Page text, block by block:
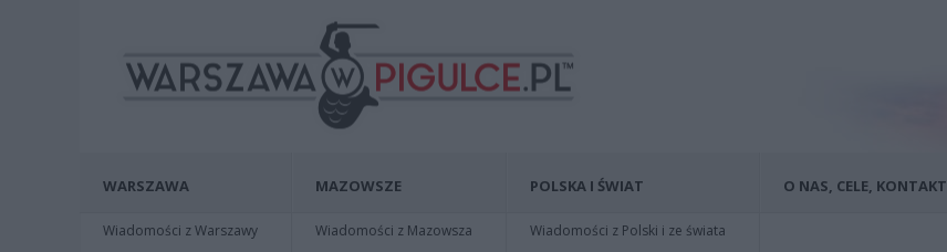
WARSZAWA
Wiadomości z Warszawy
MAZOWSZE
Wiadomości z Mazowsza
POLSKA I ŚWIAT
Wiadomości z Polski i ze świata
O NAS, CELE, KONTAKT